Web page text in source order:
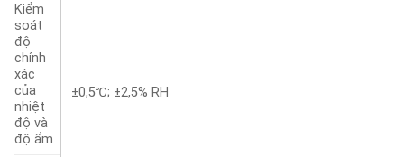
Kiểm
soát
độ
chính
xác
của
nhiệt
độ và
độ ẩm
±0,5℃; ±2,5% RH